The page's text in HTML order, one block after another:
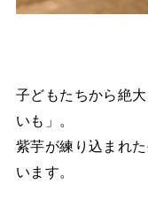
子どもたちから絶
いも」。
紫芋が練り込まれ
います。